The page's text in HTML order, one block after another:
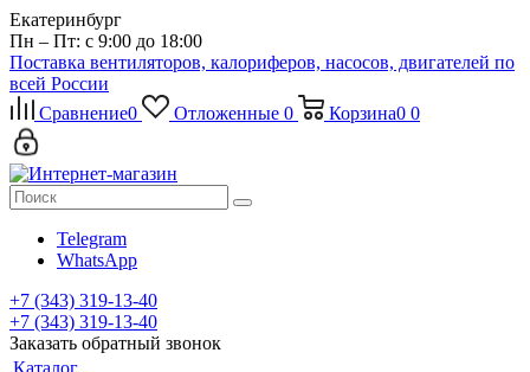
Екатеринбург
Пн – Пт: с 9:00 до 18:00
Поставка вентиляторов, калориферов, насосов, двигателей по
всей России
Сравнение0 Отложенные 0 Корзина0 0
Telegram
WhatsApp
+7 (343) 319-13-40
+7 (343) 319-13-40
Заказать обратный звонок
Каталог